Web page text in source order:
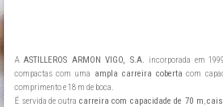
A ASTILLEROS ARMON VIGO, S.A. incorporada em
compactas com uma ampla carreira coberta com
comprimento e 18 m de boca.
É servida de outra carreira com capacidade de 70 m ,